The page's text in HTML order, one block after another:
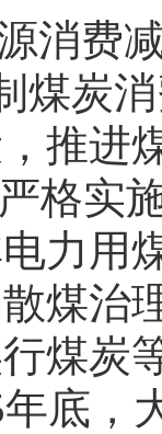
消费
煤炭
推进
格实
力用
煤治
煤炭
底，